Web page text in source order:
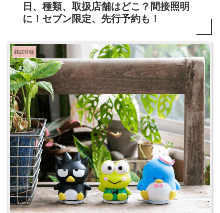
日、種類、取扱店舗はどこ？間接照明
に！セブン限定、先行予約も！
雑誌付録